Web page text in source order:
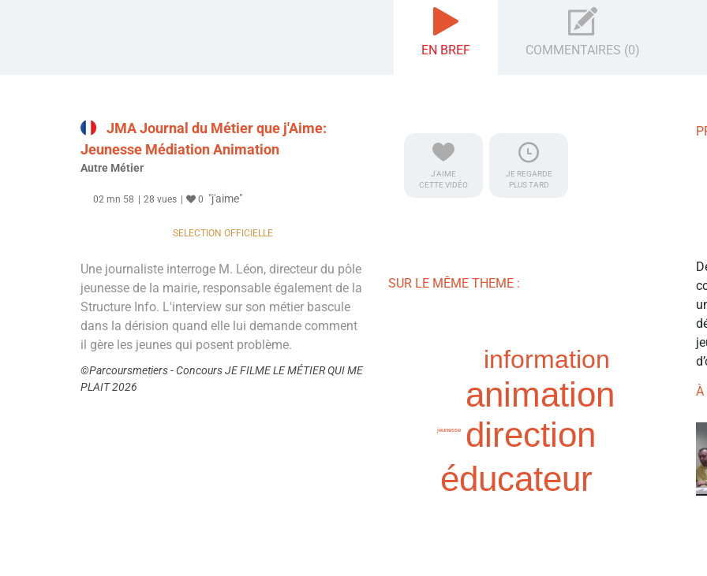
EN BREF COMMENTAIRES (0)
JMA Journal du Métier que j'Aime:
Jeunesse Médiation Animation
Autre Métier
02 mn 58 28 vues 0 "j'aime"
SELECTION OFFICIELLE
Une journaliste interroge M. Léon, directeur du pôle
jeunesse de la mairie, responsable également de la
Structure Info. L'interview sur son métier bascule
dans la dérision quand elle lui demande comment
il gère les jeunes qui posent problème.
©Parcoursmetiers - Concours JE FILME LE MÉTIER QUI ME
PLAIT 2026
J'AIME
CETTE VIDÉO
JE REGARDE
PLUS TARD
SUR LE MÊME THEME :
direction
animation
éducateur
information
jeunesse
À